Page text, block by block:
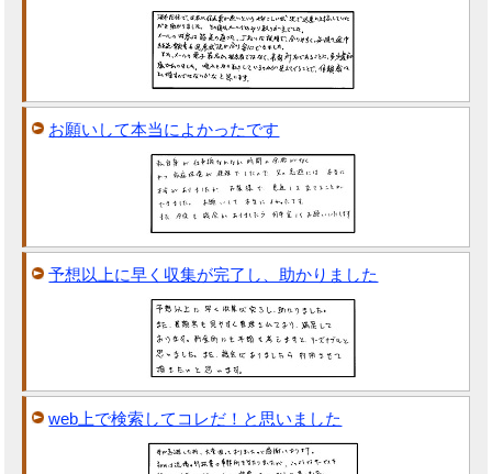
お願いして本当によかったです
予想以上に早く収集が完了し、助かりました
web上で検索してコレだ！と思いました